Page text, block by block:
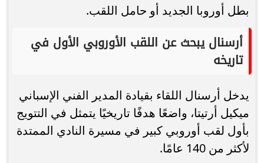
بطل أوروبا الجديد أو حامل اللقب.
أرسنال يبحث عن اللقب الأوروبي الأول في
تاريخه
يدخل أرسنال اللقاء بقيادة المدير الفني الإسباني
ميكيل أرتيتا، واضعًا هدفًا تاريخيًا يتمثل في التتويج
بأول لقب أوروبي كبير في مسيرة النادي الممتدة
لأكثر من 140 عامًا.